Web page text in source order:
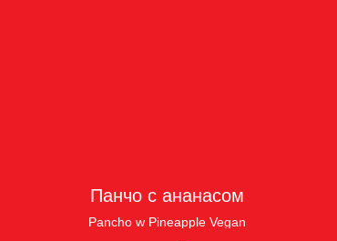
Панчо с ананасом
Pancho w Pineapple Vegan